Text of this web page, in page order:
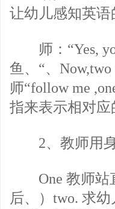
让幼儿感知英
师：“Yes,
鱼、“、
师“follow me
指来表示相对应
2、教师用身
One 教师站
后、）two. 求